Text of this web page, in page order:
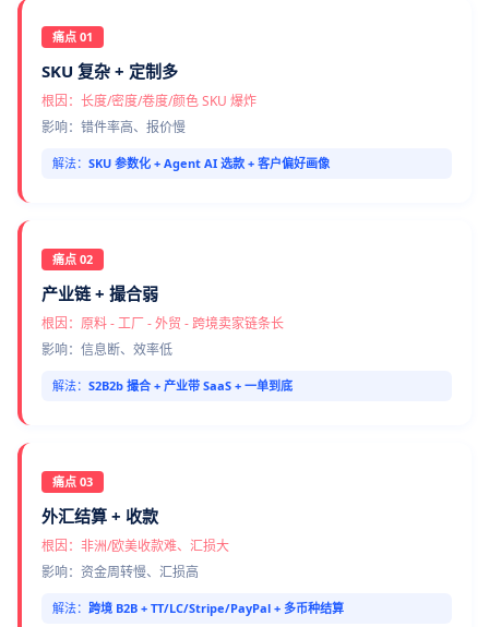
痛点 01
SKU 复杂 + 定制多
根因：长度/密度/卷度/颜色 SKU 爆炸
影响：错件率高、报价慢
解法： SKU 参数化 + Agent AI 选款 + 客户偏好画像
痛点 02
产业链 + 撮合弱
根因：原料 - 工厂 - 外贸 - 跨境卖家链条长
影响：信息断、效率低
解法： S2B2b 撮合 + 产业带 SaaS + 一单到底
痛点 03
外汇结算 + 收款
根因：非洲/欧美收款难、汇损大
影响：资金周转慢、汇损高
解法： 跨境 B2B + TT/LC/Stripe/PayPal + 多币种结算